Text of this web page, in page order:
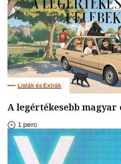
Listák és Extrák
A legértékesebb magyar
1 perc